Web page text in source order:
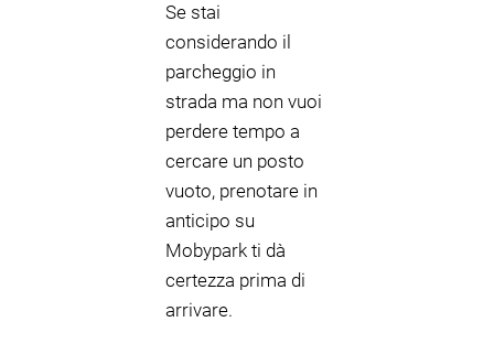
Se stai
considerando il
parcheggio in
strada ma non vuoi
perdere tempo a
cercare un posto
vuoto, prenotare in
anticipo su
Mobypark ti dà
certezza prima di
arrivare.